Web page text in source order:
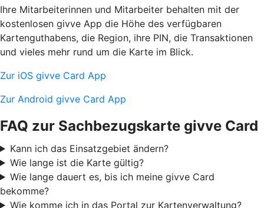
Ihre Mitarbeiterinnen und Mitarbeiter behalten mit der
kostenlosen givve App die Höhe des verfügbaren
Kartenguthabens, die Region, ihre PIN, die Transaktionen
und vieles mehr rund um die Karte im Blick.
Zur iOS givve Card App
Zur Android givve Card App
FAQ zur Sachbezugskarte givve Card
Kann ich das Einsatzgebiet ändern?
Wie lange ist die Karte gültig?
Wie lange dauert es, bis ich meine givve Card
bekomme?
Wie komme ich in das Portal zur Kartenverwaltung?